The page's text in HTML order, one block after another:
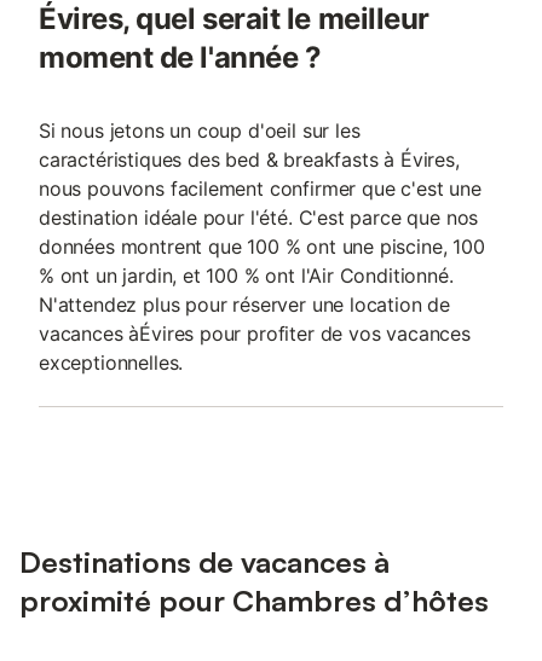
Évires, quel serait le meilleur
moment de l'année ?
Si nous jetons un coup d'oeil sur les
caractéristiques des bed & breakfasts à Évires,
nous pouvons facilement confirmer que c'est une
destination idéale pour l'été. C'est parce que nos
données montrent que 100 % ont une piscine, 100
% ont un jardin, et 100 % ont l'Air Conditionné.
N'attendez plus pour réserver une location de
vacances àÉvires pour profiter de vos vacances
exceptionnelles.
Destinations de vacances à
proximité pour Chambres d’hôtes